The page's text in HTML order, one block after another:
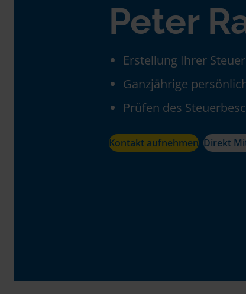
Peter
Erstellung Ihrer
Ganzjährige
Prüfen des
Kontakt aufnehmen Direkt